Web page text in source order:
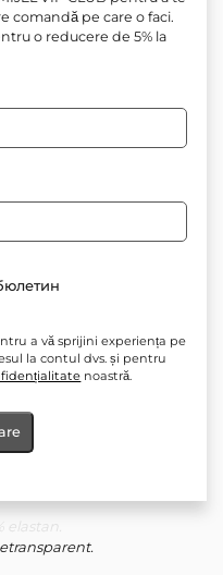
negru și nud
„nud”, accentuează bustul
elastan.
comandă pe care o faci.
o reducere de 5% la
a vă sprijini experiența pe
la contul dvs. și pentru
noastră.